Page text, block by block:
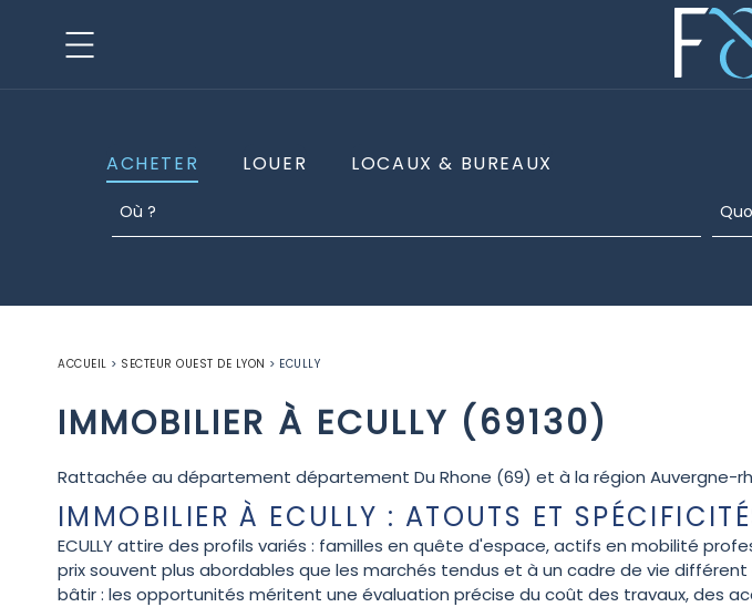
ACHETER LOUER LOCAUX & BUREAUX
ACCUEIL > SECTEUR OUEST DE LYON > ECULLY
IMMOBILIER À ECULLY (69130)
Rattachée au département département Du Rhone (69) et à la région Auvergne-
IMMOBILIER À ECULLY : ATOUTS ET
ECULLY attire des profils variés : familles en quête d'espace, actifs en mobilité
prix souvent plus abordables que les marchés tendus et à un cadre de vie
bâtir : les opportunités méritent une évaluation précise du coût des travaux, des